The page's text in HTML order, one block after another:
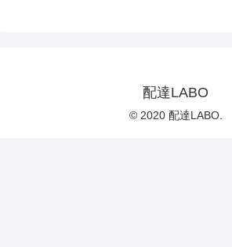
配達LABO
© 2020 配達LABO.